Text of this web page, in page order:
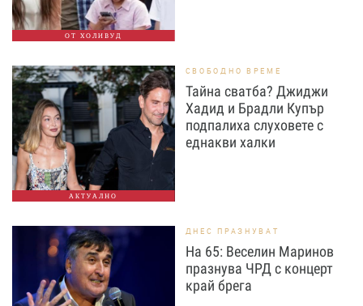
ОТ ХОЛИВУД
АКТУАЛНО
СВОБОДНО ВРЕМЕ
Тайна сватба? Джиджи
Хадид и Брадли Купър
подпалиха слуховете с
еднакви халки
ДНЕС ПРАЗНУВАТ
На 65: Веселин Маринов
празнува ЧРД с концерт
край брега